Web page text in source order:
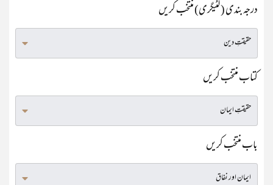
درجہ بندی (کٹیگری) منتخب کریں
کتاب منتخب کریں
باب منتخب کریں